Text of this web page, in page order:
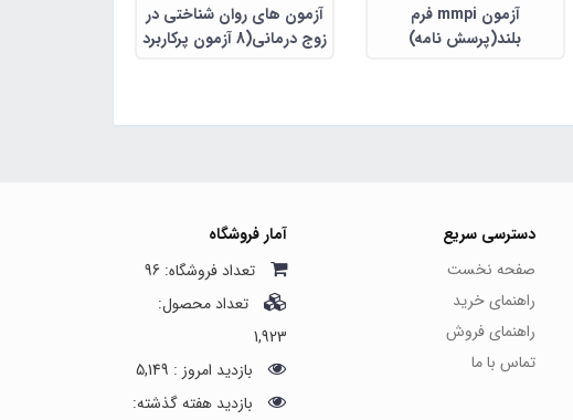
آزمون mmpi فرم
بلند(پرسش نامه)
آزمون های روان شناختی در
زوج درمانی(8 آزمون پرکاربرد
دسترسی سریع
صفحه نخست
راهنمای خرید
راهنمای فروش
تماس با ما
آمار فروشگاه
تعداد فروشگاه: 96
تعداد محصول:
1,923
بازدید امروز : 5,149
بازدید هفته گذشته: